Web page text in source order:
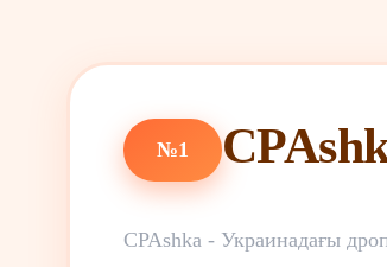
№1
CPAshka - Украинадағы